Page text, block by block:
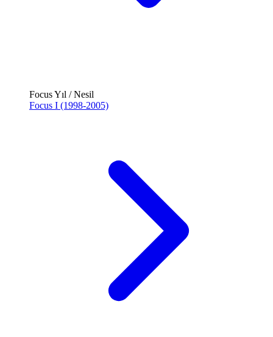
Focus Yıl / Nesil
Focus I (1998-2005)